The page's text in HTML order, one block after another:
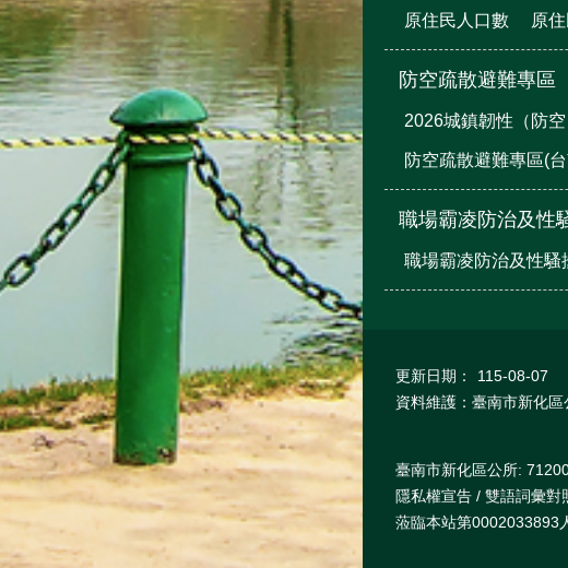
原住民人口數 原
防空疏散避難專區
2026城鎮韌性（防
防空疏散避難專區(
職場霸凌防治及性
職場霸凌防治及性騷
更新日期：
115-08-07
資料維護：臺南市新化區
臺南市新化區公所:
隱私權宣告 / 雙語詞彙對
蒞臨本站第0002033893